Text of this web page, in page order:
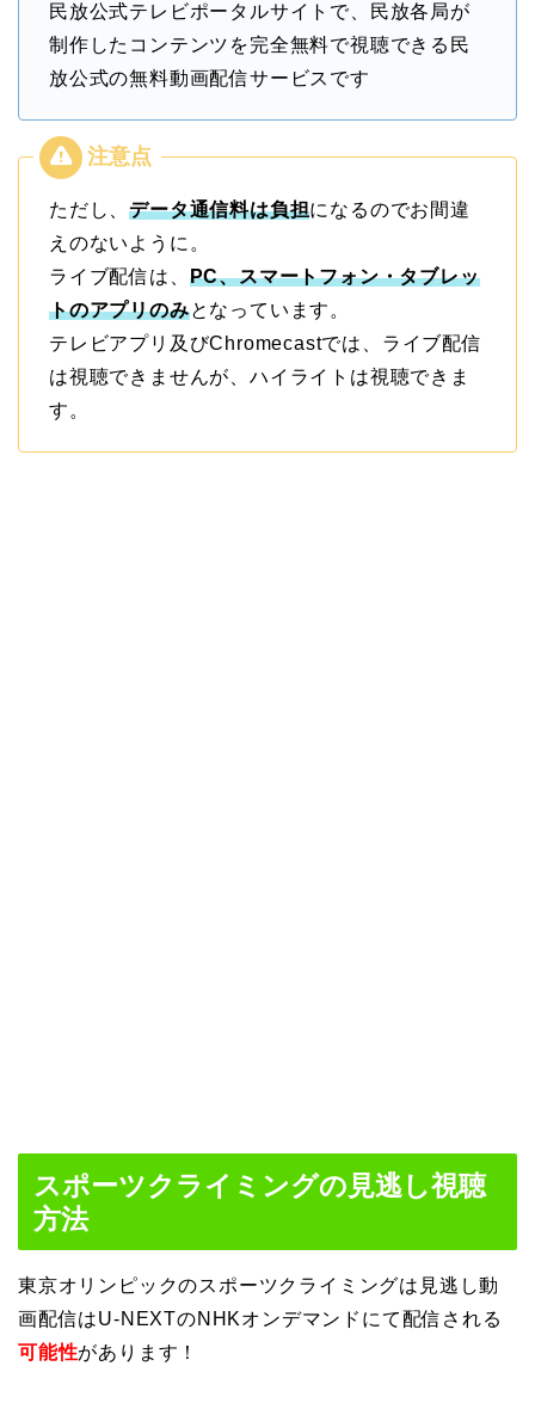
民放公式テレビポータルサイトで、民放各局が
制作したコンテンツを完全無料で視聴できる民
放公式の無料動画配信サービスです
ただし、データ通信料は負担になるのでお間違
えのないように。
ライブ配信は、 PC、スマートフォン・タブレッ
トのアプリのみとなっています。
テレビアプリ及びChromecastでは、ライブ配信
は視聴できませんが、ハイライトは視聴できま
す。
スポーツクライミングの見逃し視聴
方法
東京オリンピックのスポーツクライミングは見逃し動
画配信はU-NEXTのNHKオンデマンドにて配信される
可能性があります！